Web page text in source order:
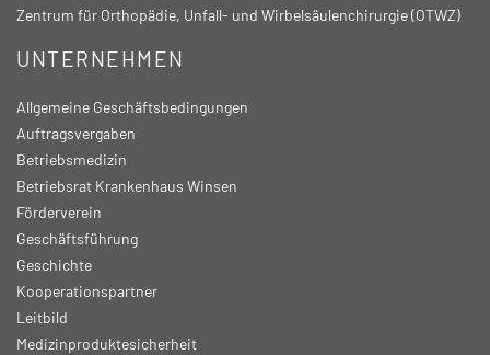
Zentrum für Orthopädie, Unfall- und Wirbelsäulenchirurgie (OTWZ)
UNTERNEHMEN
Allgemeine Geschäftsbedingungen
Auftragsvergaben
Betriebsmedizin
Betriebsrat Krankenhaus Winsen
Förderverein
Geschäftsführung
Geschichte
Kooperationspartner
Leitbild
Medizinproduktesicherheit